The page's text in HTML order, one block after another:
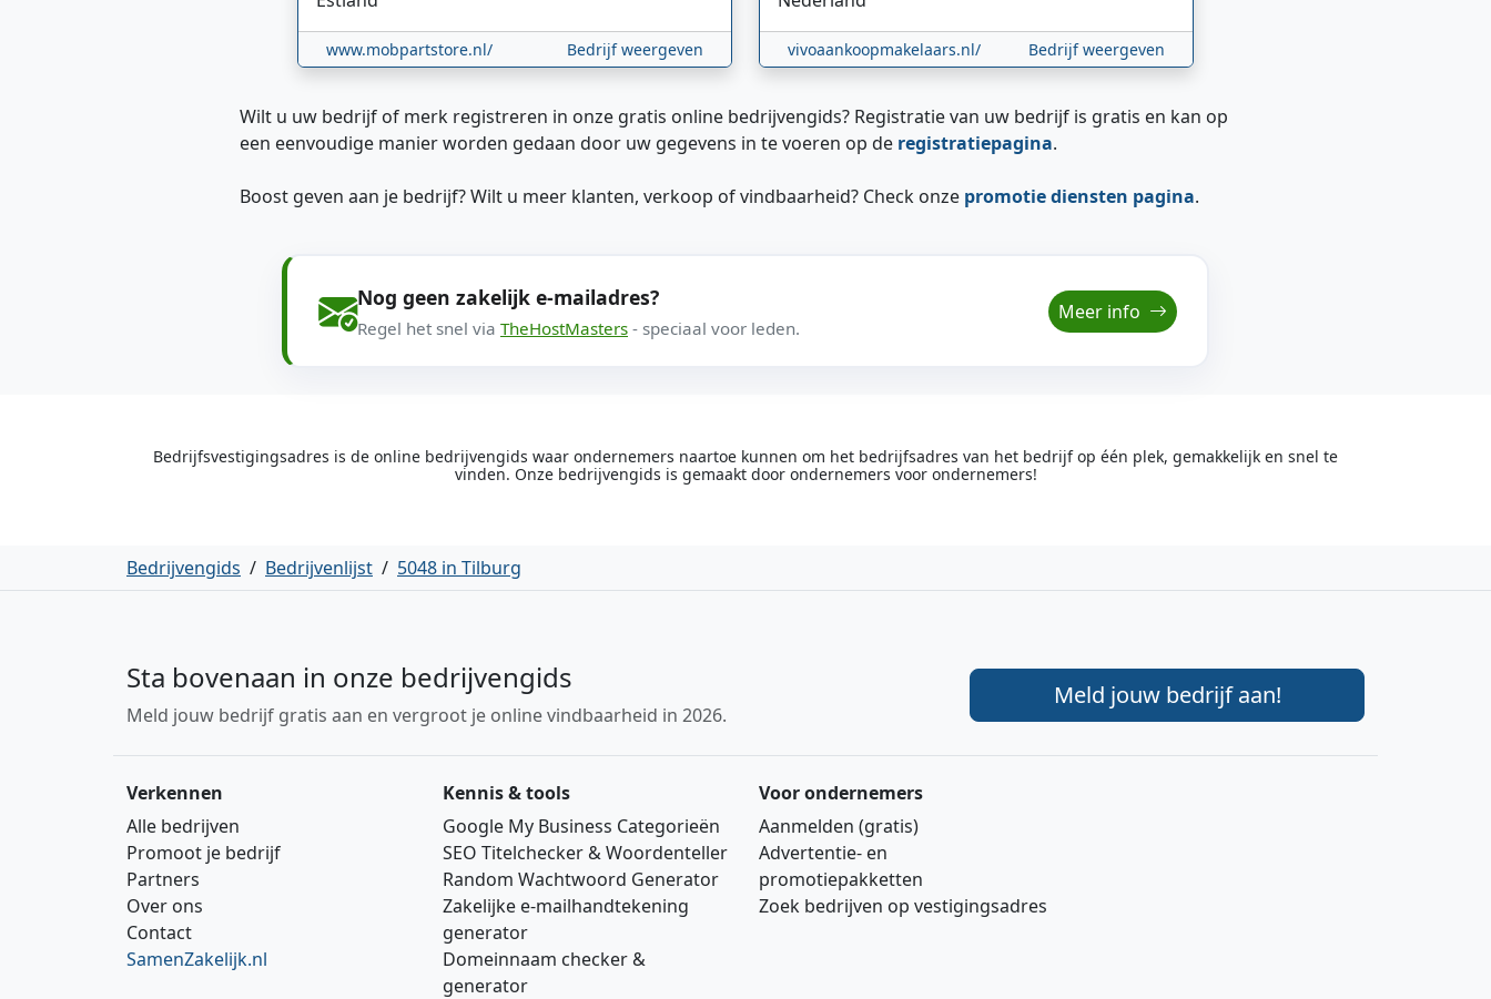
www.mobpartstore.nl/ Bedrijf weergeven vivoaankoopmakelaars.nl/ Bedrijf weergeven
Wilt u uw bedrijf of merk registreren in onze gratis online bedrijvengids? Registratie van uw bedrijf is gratis en kan op
een eenvoudige manier worden gedaan door uw gegevens in te voeren op de registratiepagina.
Boost geven aan je bedrijf? Wilt u meer klanten, verkoop of vindbaarheid? Check onze promotie diensten pagina.
Nog geen zakelijk e-mailadres?
Regel het snel via TheHostMasters - speciaal voor leden.
Meer info
Bedrijfsvestigingsadres is de online bedrijvengids waar ondernemers naartoe kunnen om het bedrijfsadres van het bedrijf op één plek, gemakkelijk en snel te
vinden. Onze bedrijvengids is gemaakt door ondernemers voor ondernemers!
Bedrijvengids / Bedrijvenlijst / 5048 in Tilburg
Sta bovenaan in onze bedrijvengids
Meld jouw bedrijf gratis aan en vergroot je online vindbaarheid in 2026.
Meld jouw bedrijf aan!
Verkennen
Alle bedrijven
Promoot je bedrijf
Partners
Over ons
Contact
SamenZakelijk.nl
Kennis & tools
Google My Business Categorieën
SEO Titelchecker & Woordenteller
Random Wachtwoord Generator
Zakelijke e‑mailhandtekening
generator
Domeinnaam checker &
generator
Voor ondernemers
Aanmelden (gratis)
Advertentie‑ en
promotiepakketten
Zoek bedrijven op vestigingsadres